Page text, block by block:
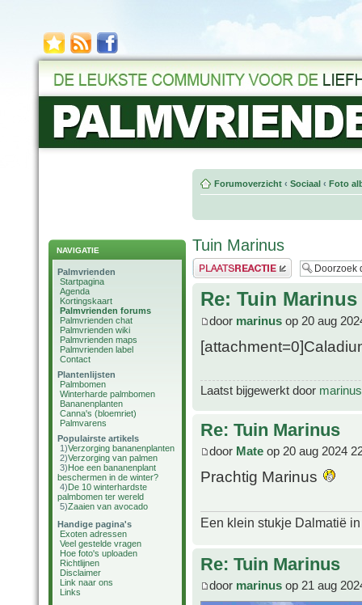
NAVIGATIE
Palmvrienden
Startpagina
Agenda
Kortingskaart
Palmvrienden forums
Palmvrienden chat
Palmvrienden wiki
Palmvrienden maps
Palmvrienden label
Contact
Plantenlijsten
Palmbomen
Winterharde palmbomen
Bananenplanten
Canna's (bloemriet)
Palmvarens
Populairste artikels
1)Verzorging bananenplanten
2)Verzorging van palmen
3)Hoe een bananenplant
beschermen in de winter?
4)De 10 winterhardste
palmbomen ter wereld
5)Zaaien van avocado
Handige pagina's
Exoten adressen
Veel gestelde vragen
Hoe foto's uploaden
Richtlijnen
Disclaimer
Link naar ons
Links
Forumoverzicht ‹ Sociaal ‹ Foto
Tuin Marinus
Plaats een reactie
Re: Tuin Marinus
door marinus op 20 aug
Laatst bijgewerkt door marinus
Re: Tuin Marinus
door Mate op 20 aug 2024
Prachtig Marinus
Een klein stukje Dalmatië
Re: Tuin Marinus
door marinus op 21 aug